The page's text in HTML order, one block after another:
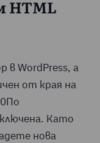
HTML
WordPress, а
от края на
Като
нова